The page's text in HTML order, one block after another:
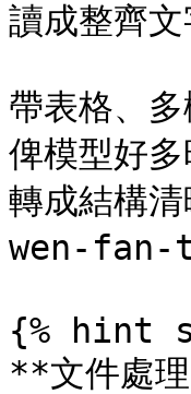
讀成整齊
帶表格、
俾模型好
轉成結構
wen-fan-
{% hint
**文件處